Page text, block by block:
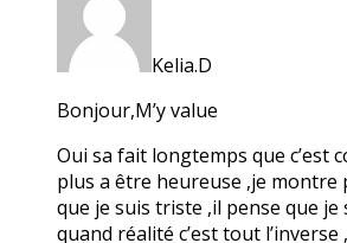
Kelia.D
Bonjour,M’y value
Oui sa fait longtemps que c’est
plus a être heureuse ,je montre
que je suis triste ,il pense que
quand réalité c’est tout